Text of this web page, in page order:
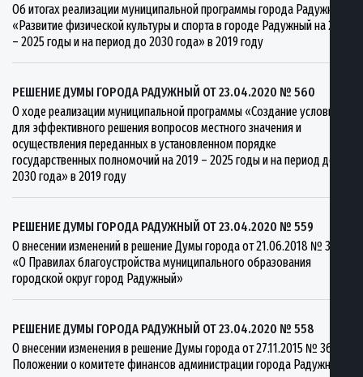
Об итогах реализации муниципальной программы города Радужный
«Развитие физической культуры и спорта в городе Радужный на 2019
– 2025 годы и на период до 2030 года» в 2019 году
РЕШЕНИЕ ДУМЫ ГОРОДА РАДУЖНЫЙ ОТ 23.04.2020 № 560
О ходе реализации муниципальной программы «Создание условий
для эффективного решения вопросов местного значения и
осуществления переданных в установленном порядке
государственных полномочий на 2019 – 2025 годы и на период до
2030 года» в 2019 году
РЕШЕНИЕ ДУМЫ ГОРОДА РАДУЖНЫЙ ОТ 23.04.2020 № 559
О внесении изменений в решение Думы города от 21.06.2018 № 369
«О Правилах благоустройства муниципального образования
городской округ город Радужный»
РЕШЕНИЕ ДУМЫ ГОРОДА РАДУЖНЫЙ ОТ 23.04.2020 № 558
О внесении изменения в решение Думы города от 27.11.2015 № 36 «О
Положении о комитете финансов администрации города Радужный»